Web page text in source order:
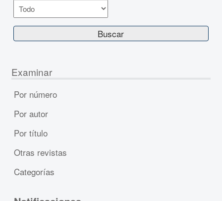
Examinar
Por número
Por autor
Por título
Otras revistas
Categorías